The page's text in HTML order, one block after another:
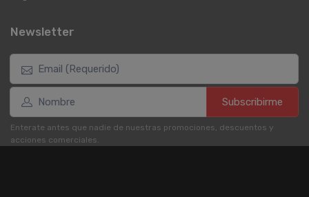
Newsletter
Subscribirme
Enterate antes que nadie de nuestras promociones, descuentos y
acciones comerciales.